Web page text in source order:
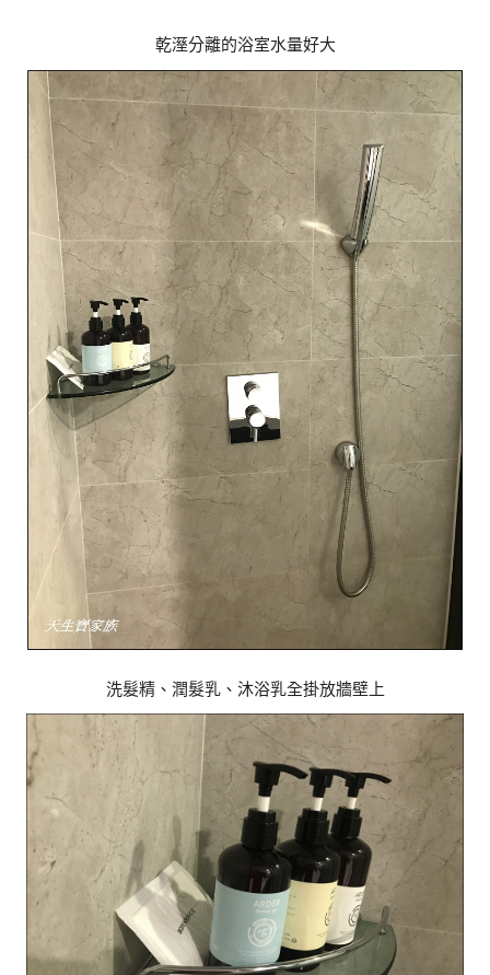
乾溼分離的浴室水量好大
洗髮精、潤髮乳、沐浴乳全掛放牆壁上